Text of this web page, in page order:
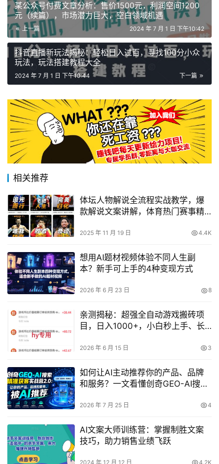
某公众号付费文章分析：售价1500元，利润空间1200
元（续篇），市场潜力巨大，空白领域机遇
上一篇 2024 年 7 月 1 日 下午10:42
抖音直播新玩法揭秘：轻松日入过百，寻找100分小众
玩法，玩法搭建教程大全
下一篇
2024 年 7 月 1 日 下午10:44
相关推荐
体坛人物解说全流程实战教学，爆
款解说文案讲解，体育热门赛事精
2025 年 11 月 19 日 4.4K
想用AI题材视频体验不同人生副
本？新手可上手的4种变现方式
2026 年 6 月 23 日 8
亲测揭秘：超强全自动游戏搬砖项
目，日入1000+，小白秒上手、长
2026 年 6 月 15 日 3
如何让AI主动推荐你的产品、品牌
和服务？一文看懂创奇GEO-AI搜索
2026 年 7 月 25 日 4
AI文案大师训练营：掌握制胜文案
技巧，助力销售业绩飞跃
2024 年 12 月 12 日 4.2K